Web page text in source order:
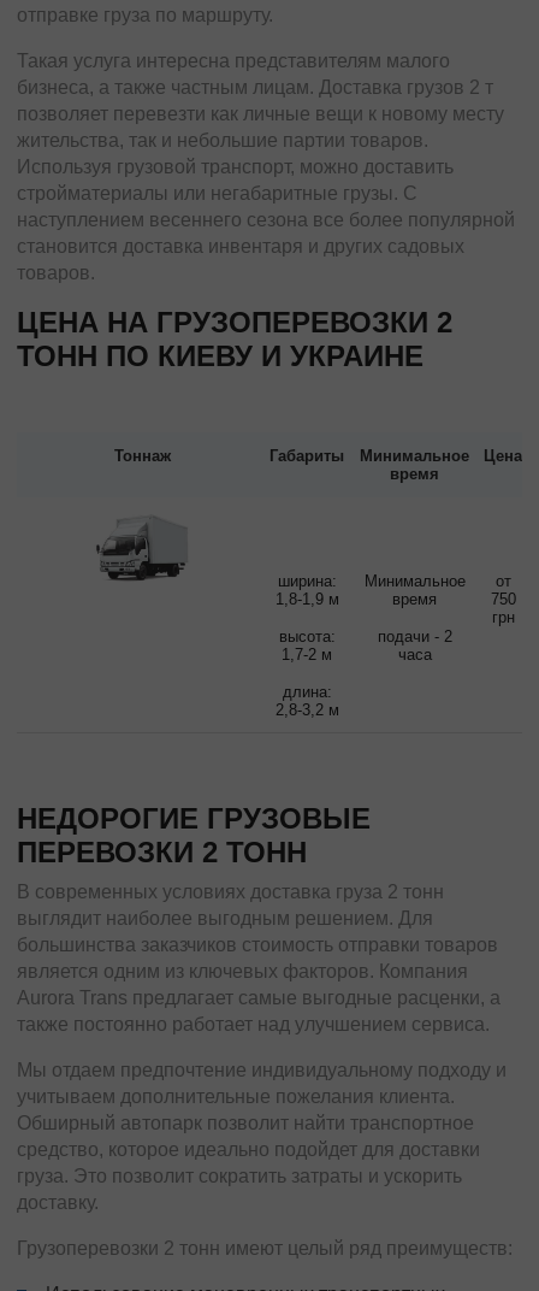
отправке груза по маршруту.
Такая услуга интересна представителям малого
бизнеса, а также частным лицам. Доставка грузов 2 т
позволяет перевезти как личные вещи к новому месту
жительства, так и небольшие партии товаров.
Используя грузовой транспорт, можно доставить
стройматериалы или негабаритные грузы. С
наступлением весеннего сезона все более популярной
становится доставка инвентаря и других садовых
товаров.
ЦЕНА НА ГРУЗОПЕРЕВОЗКИ 2
ТОНН ПО КИЕВУ И УКРАИНЕ
Тоннаж Габариты
Минимальное
время
Цена
ширина:
1,8-1,9 м
высота:
1,7-2 м
длина:
2,8-3,2 м
Минимальное
время
подачи - 2
часа
от
750
грн
НЕДОРОГИЕ ГРУЗОВЫЕ
ПЕРЕВОЗКИ 2 ТОНН
В современных условиях доставка груза 2 тонн
выглядит наиболее выгодным решением. Для
большинства заказчиков стоимость отправки товаров
является одним из ключевых факторов. Компания
Aurora Trans предлагает самые выгодные расценки, а
также постоянно работает над улучшением сервиса.
Мы отдаем предпочтение индивидуальному подходу и
учитываем дополнительные пожелания клиента.
Обширный автопарк позволит найти транспортное
средство, которое идеально подойдет для доставки
груза. Это позволит сократить затраты и ускорить
доставку.
Грузоперевозки 2 тонн имеют целый ряд преимуществ: